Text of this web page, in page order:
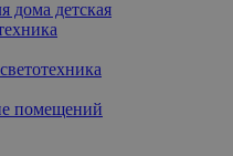
дома детская
помещений